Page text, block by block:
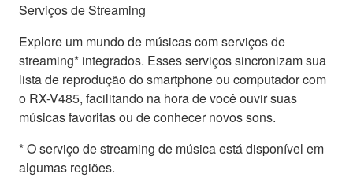
Serviços de Streaming
Explore um mundo de músicas com serviços de
streaming* integrados. Esses serviços sincronizam sua
lista de reprodução do smartphone ou computador com
o RX-V485, facilitando na hora de você ouvir suas
músicas favoritas ou de conhecer novos sons.
* O serviço de streaming de música está disponível em
algumas regiões.